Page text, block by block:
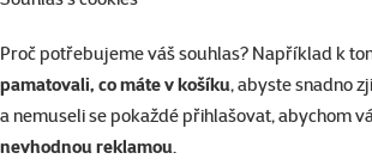
Proč potřebujeme váš souhlas? Například k
pamatovali, co máte v košíku, abyste snadno
a nemuseli se pokaždé přihlašovat, abychom
nevhodnou reklamou.
zdarma
Skladem do košíku